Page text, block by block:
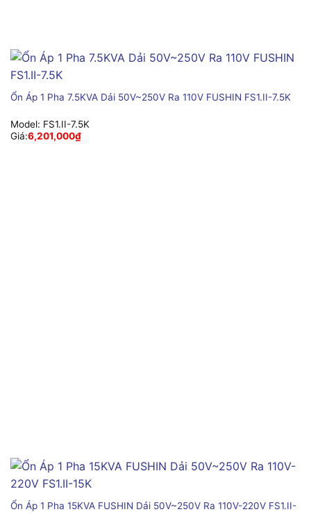
Ổn Áp 1 Pha 7.5KVA Dải 50V~250V Ra 110V FUSHIN FS1.II-7.5K
Model: FS1.II-7.5K
Giá:6,201,000₫
Ổn Áp 1 Pha 15KVA FUSHIN Dải 50V~250V Ra 110V-220V FS1.II-